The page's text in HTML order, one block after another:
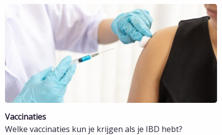
informatie
Vaccinaties
Welke vaccinaties kun je krijgen als je IBD hebt?